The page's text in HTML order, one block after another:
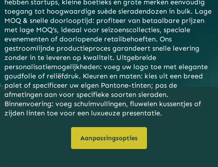
hebben startups, kleine boetieks en grote merken eenvoudig
toegang tot hoogwaardige suède sieradendozen in bulk. Lage
MOQ & snelle doorlooptijd: profiteer van betaalbare prijzen
met lage MOQ's, ideaal voor seizoenscollecties, speciale
evenementen of doorlopende retailbehoeften. Ons
gestroomlijnde productieproces garandeert snelle levering
zonder in te leveren op kwaliteit. Uitgebreide
personalisatiemogelijkheden: voeg uw logo toe met elegante
goudfolie of reliëfdruk. Kleuren en maten: kies uit een breed
palet of specificeer uw eigen Pantone-tinten; pas de
afmetingen aan voor specifieke soorten sieraden.
Binnenvoering: voeg schuimvullingen, fluwelen kussentjes of
zijden linten toe voor een luxueuze presentatie.
Aanpassingsopties